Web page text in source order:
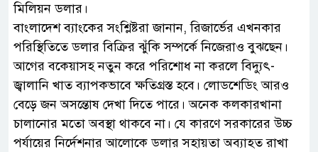
মিলিয়ন ডলার।
বাংলাদেশ ব্যাংকের সংশ্লিষ্টরা জানান, রিজার্ভের এখনকার
পরিস্থিতিতে ডলার বিক্রির ঝুঁকি সম্পর্কে নিজেরাও বুঝছেন।
আগের বকেয়াসহ নতুন করে পরিশোধ না করলে বিদ্যুৎ-
জ্বালানি খাত ব্যাপকভাবে ক্ষতিগ্রস্ত হবে। লোডশেডিং আরও
বেড়ে জন অসন্তোষ দেখা দিতে পারে। অনেক কলকারখানা
চালানোর মতো অবস্থা থাকবে না। যে কারণে সরকারের উচ্চ
পর্যায়ের নির্দেশনার আলোকে ডলার সহায়তা অব্যাহত রাখা